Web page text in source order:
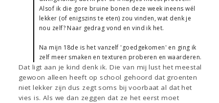
Alsof ik die gore bruine bonen deze week ineens wél
lekker (of enigszins te eten) zou vinden, wat denk je
nou zelf? Naar gedrag vond en vind ik het.
Na mijn 18de is het vanzelf 'goedgekomen' en ging ik
zelf meer smaken en texturen proberen en waarderen.
Dat ligt aan je kind denk ik. Die van mij lust het meestal
gewoon alleen heeft op school gehoord dat groenten
niet lekker zijn dus zegt soms bij voorbaat al dat het
vies is. Als we dan zeggen dat ze het eerst moet